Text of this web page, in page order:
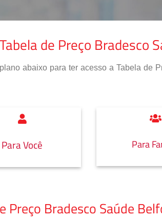
de Preço Bradesco
abaixo para ter acesso a Tabela de
Para Você Para
Preço Bradesco Saúde